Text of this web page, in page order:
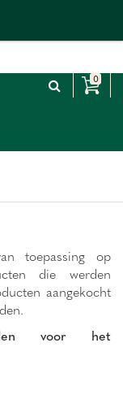
toepassing op
die werden
aangekocht
voor het